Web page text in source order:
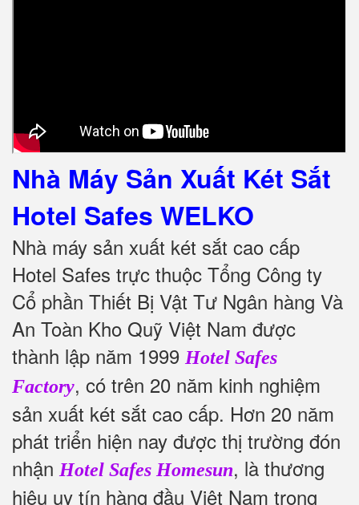
Nhà Máy Sản Xuất Két Sắt
Hotel Safes WELKO
Nhà máy sản xuất két sắt cao cấp
Hotel Safes trực thuộc Tổng Công ty
Cổ phần Thiết Bị Vật Tư Ngân hàng Và
An Toàn Kho Quỹ Việt Nam được
thành lập năm 1999 Hotel Safes
Factory, có trên 20 năm kinh nghiệm
sản xuất két sắt cao cấp. Hơn 20 năm
phát triển hiện nay được thị trường đón
nhận Hotel Safes Homesun, là thương
hiệu uy tín hàng đầu Việt Nam trong